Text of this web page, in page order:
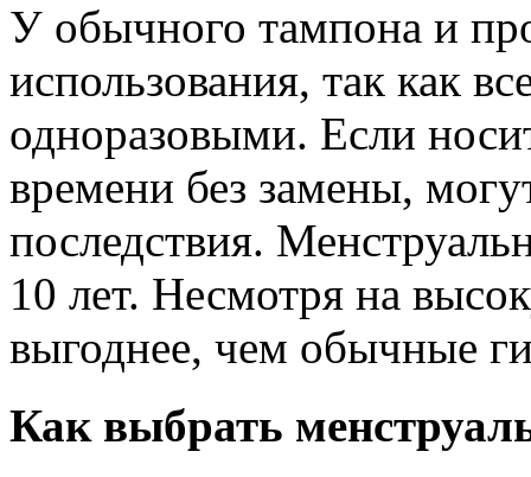
У обычного тампона и
использования, так как
одноразовыми. Если
времени без замены,
последствия.
10 лет. Несмотря на
выгоднее, чем обычные
Как выбрать